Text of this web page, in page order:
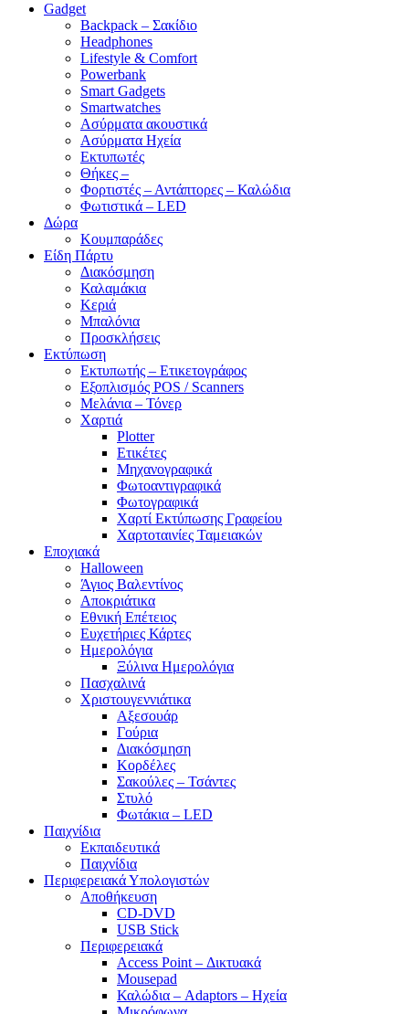
Gadget
Backpack – Σακίδιο
Headphones
Lifestyle & Comfort
Powerbank
Smart Gadgets
Smartwatches
Ασύρματα ακουστικά
Ασύρματα Ηχεία
Εκτυπωτές
Θήκες –
Φορτιστές – Αντάπτορες – Καλώδια
Φωτιστικά – LED
Δώρα
Κουμπαράδες
Είδη Πάρτυ
Διακόσμηση
Καλαμάκια
Κεριά
Μπαλόνια
Προσκλήσεις
Εκτύπωση
Εκτυπωτής – Ετικετογράφος
Εξοπλισμός POS / Scanners
Μελάνια – Τόνερ
Χαρτιά
Plotter
Ετικέτες
Μηχανογραφικά
Φωτοαντιγραφικά
Φωτογραφικά
Χαρτί Εκτύπωσης Γραφείου
Χαρτοταινίες Ταμειακών
Εποχιακά
Halloween
Άγιος Βαλεντίνος
Αποκριάτικα
Εθνική Επέτειος
Ευχετήριες Κάρτες
Ημερολόγια
Ξύλινα Ημερολόγια
Πασχαλινά
Χριστουγεννιάτικα
Αξεσουάρ
Γούρια
Διακόσμηση
Κορδέλες
Σακούλες – Τσάντες
Στυλό
Φωτάκια – LED
Παιχνίδια
Εκπαιδευτικά
Παιχνίδια
Περιφερειακά Υπολογιστών
Αποθήκευση
CD-DVD
USB Stick
Περιφερειακά
Access Point – Δικτυακά
Mousepad
Καλώδια – Adaptors – Ηχεία